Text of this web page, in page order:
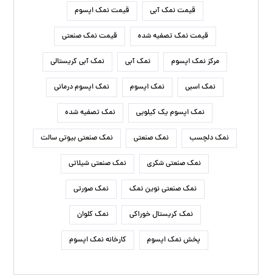
قیمت نمک آبی قیمت نمک اپسوم
قیمت نمک تصفیه شده قیمت نمک صنعتی
مرکز نمک اپسوم نمک آبی نمک آبی کریستالی
نمک اسبی نمک اپسوم نمک اپسوم درمانی
نمک اپسوم یک کیلویی نمک تصفیه شده
نمک دلچسب نمک صنعتی نمک صنعتی بیوتی سالت
نمک صنعتی شکری نمک صنعتی شیلاتی
نمک صنعتی نوین نمک نمک صورتی
نمک کریستال خوراکی نمک کلوان
پخش نمک اپسوم کارخانه نمک اپسوم